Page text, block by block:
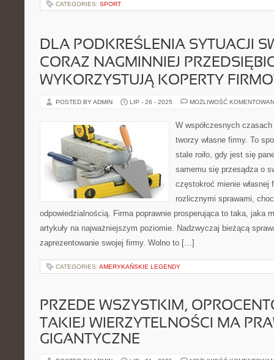
CATEGORIES: SPORT
DLA PODKREŚLENIA SYTUACJI
CORAZ NAGMINNIEJ
WYKORZYSTUJĄ KOPERTY
POSTED BY ADMIN LIP - 26 - 2025 MOŻLIWOŚĆ
W współczesnych
tworzy własne firmy. To
stale roiło, gdy jest się
samemu się przesądza o
częstokroć mienie własnej
rozlicznymi sprawami,
odpowiedzialnością. Firma poprawnie prosperująca to taka, jaka
artykuły na najważniejszym poziomie. Nadzwyczaj bieżącą
zaprezentowanie swojej firmy. Wolno to […]
CATEGORIES: AMERYKAŃSKIE LEGENDY
PRZEDE WSZYSTKIM,
TAKIEJ WIERZYTELNOŚCI MA
GIGANTYCZNE